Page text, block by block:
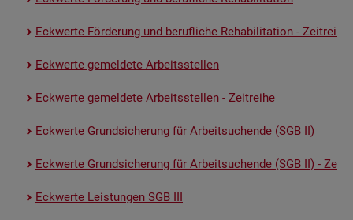
Eck­wer­te För­de­rung und be­ruf­li­che Re­ha­bi­li­ta­ti­on - Zeit­rei­he
Eck­wer­te ge­mel­de­te Ar­beits­stel­len
Eck­wer­te ge­mel­de­te Ar­beits­stel­len - Zeit­rei­he
Eck­wer­te Grund­si­che­rung für Ar­beit­su­chen­de (SGB II)
Eck­wer­te Grund­si­che­rung für Ar­beit­su­chen­de (SGB II) -
Eck­wer­te Leis­tun­gen SGB III